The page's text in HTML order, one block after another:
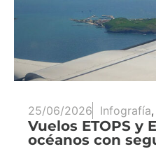
25/06/2026 Infografía,
Vuelos ETOPS y
océanos con